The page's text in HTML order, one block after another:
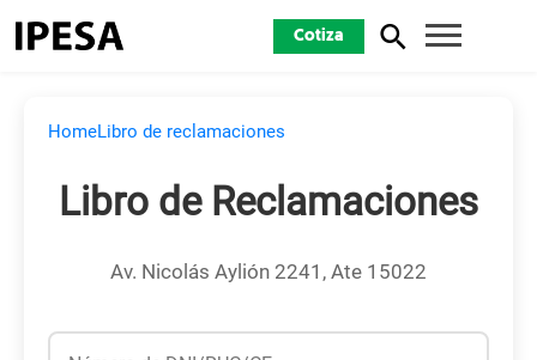
Cotiza
HomeLibro de reclamaciones
Libro de Reclamaciones
Av. Nicolás Aylión 2241, Ate 15022